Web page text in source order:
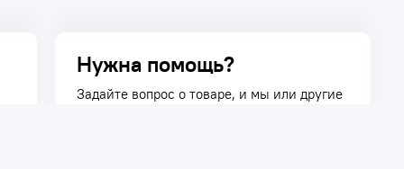
Нужна помощь?
Задайте вопрос о товаре, и мы или другие